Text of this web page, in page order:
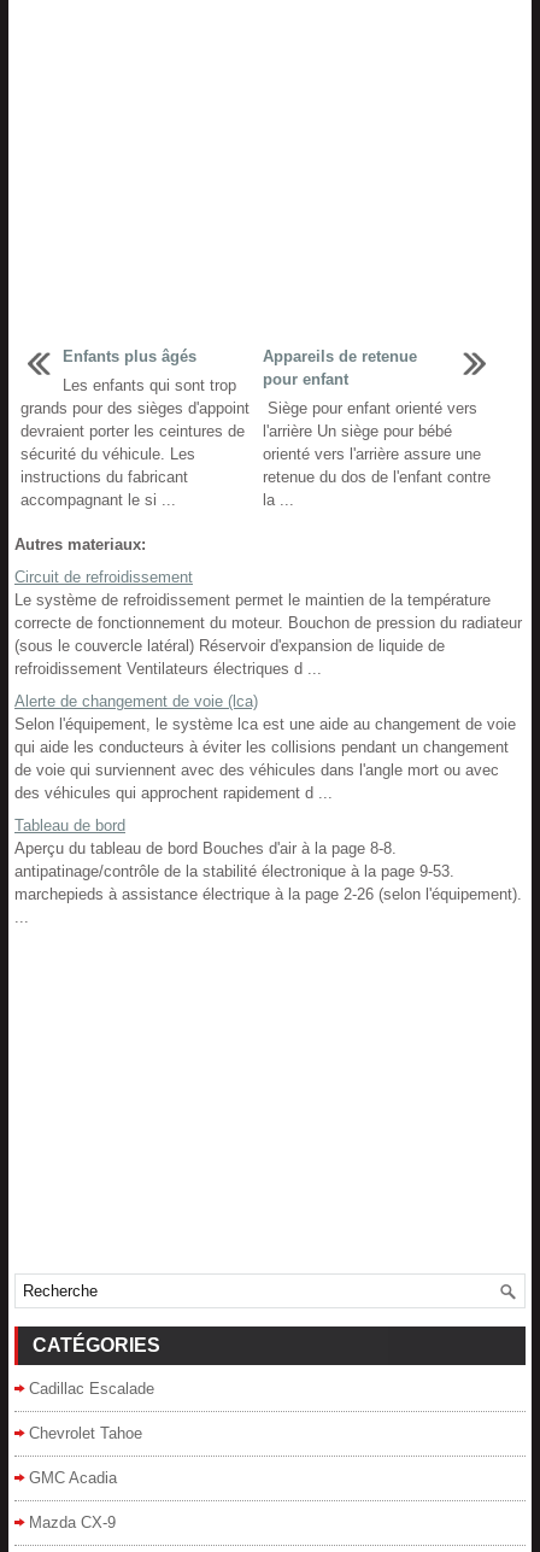
Enfants plus âgés
Les enfants qui sont trop
grands pour des sièges d'appoint
devraient porter les ceintures de
sécurité du véhicule. Les
instructions du fabricant
accompagnant le si ...
Appareils de retenue
pour enfant
Siège pour enfant orienté vers
l'arrière Un siège pour bébé
orienté vers l'arrière assure une
retenue du dos de l'enfant contre
la ...
Autres materiaux:
Circuit de refroidissement
Le système de refroidissement permet le maintien de la température
correcte de fonctionnement du moteur. Bouchon de pression du radiateur
(sous le couvercle latéral) Réservoir d'expansion de liquide de
refroidissement Ventilateurs électriques d ...
Alerte de changement de voie (lca)
Selon l'équipement, le système lca est une aide au changement de voie
qui aide les conducteurs à éviter les collisions pendant un changement
de voie qui surviennent avec des véhicules dans l'angle mort ou avec
des véhicules qui approchent rapidement d ...
Tableau de bord
Aperçu du tableau de bord Bouches d'air à la page 8-8.
antipatinage/contrôle de la stabilité électronique à la page 9-53.
marchepieds à assistance électrique à la page 2-26 (selon l'équipement).
...
CATÉGORIES
Cadillac Escalade
Chevrolet Tahoe
GMC Acadia
Mazda CX-9